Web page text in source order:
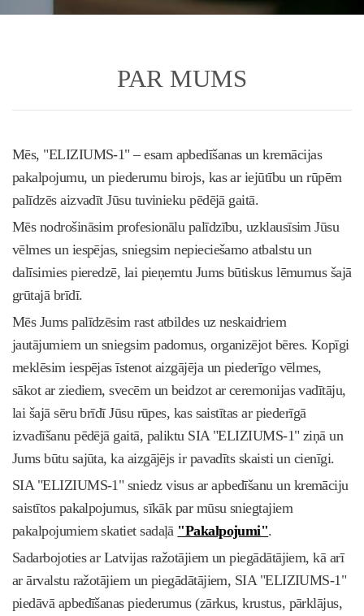
PAR MUMS
Mēs, "ELIZIUMS-1" – esam apbedīšanas un kremācijas
pakalpojumu, un piederumu birojs, kas ar iejūtību un rūpēm
palīdzēs aizvadīt Jūsu tuvinieku pēdējā gaitā.
Mēs nodrošināsim profesionālu palīdzību, uzklausīsim Jūsu
vēlmes un iespējas, sniegsim nepieciešamo atbalstu un
dalīsimies pieredzē, lai pieņemtu Jums būtiskus lēmumus šajā
grūtajā brīdī.
Mēs Jums palīdzēsim rast atbildes uz neskaidriem
jautājumiem un sniegsim padomus, organizējot bēres. Kopīgi
meklēsim iespējas īstenot aizgājēja un piederīgo vēlmes,
sākot ar ziediem, svecēm un beidzot ar ceremonijas vadītāju,
lai šajā sēru brīdī Jūsu rūpes, kas saistītas ar piederīgā
izvadīšanu pēdējā gaitā, paliktu SIA "ELIZIUMS-1" ziņā un
Jums būtu sajūta, ka aizgājējs ir pavadīts skaisti un cienīgi.
SIA "ELIZIUMS-1" sniedz visus ar apbedīšanu un kremāciju
saistītos pakalpojumus, sīkāk par mūsu sniegtajiem
pakalpojumiem skatiet sadaļā "Pakalpojumi".
Sadarbojoties ar Latvijas ražotājiem un piegādātājiem, kā arī
ar ārvalstu ražotājiem un piegādātājiem, SIA "ELIZIUMS-1"
piedāvā apbedīšanas piederumus (zārkus, krustus, pārklājus,